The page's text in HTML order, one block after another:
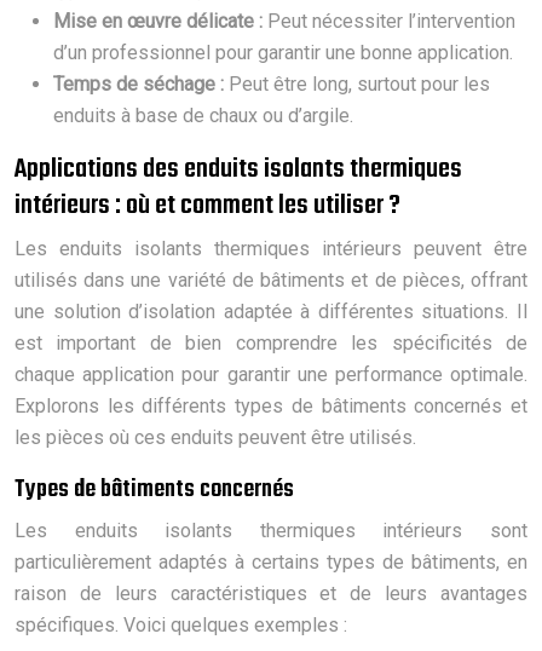
Mise en œuvre délicate : Peut nécessiter l’intervention
d’un professionnel pour garantir une bonne application.
Temps de séchage : Peut être long, surtout pour les
enduits à base de chaux ou d’argile.
Applications des enduits isolants thermiques
intérieurs : où et comment les utiliser ?
Les enduits isolants thermiques intérieurs peuvent être
utilisés dans une variété de bâtiments et de pièces, offrant
une solution d’isolation adaptée à différentes situations. Il
est important de bien comprendre les spécificités de
chaque application pour garantir une performance optimale.
Explorons les différents types de bâtiments concernés et
les pièces où ces enduits peuvent être utilisés.
Types de bâtiments concernés
Les enduits isolants thermiques intérieurs sont
particulièrement adaptés à certains types de bâtiments, en
raison de leurs caractéristiques et de leurs avantages
spécifiques. Voici quelques exemples :